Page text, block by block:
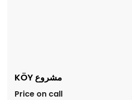
مشروع KÖY
Price on call